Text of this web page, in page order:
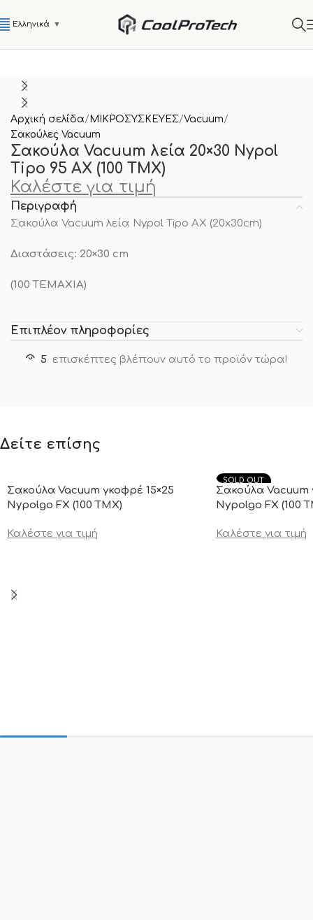
Ελληνικά ▼
Αρχική σελίδα ΜΙΚΡΟΣΥΣΚΕΥΕΣ Vacuum
Σακούλες Vacuum
Σακούλα Vacuum λεία 20×30 Nypol
Tipo 95 AX (100 TMX)
Καλέστε για τιμή
Περιγραφή
Σακούλα Vacuum λεία Nypol Tipo AX (20x30cm)
Διαστάσεις: 20×30 cm
(100 ΤΕΜΑΧΙΑ)
Επιπλέον πληροφορίες
5 επισκέπτες βλέπουν αυτό το προϊόν τώρα!
Δείτε επίσης
Σακούλα Vacuum γκοφρέ 15×25
Nypolgo FX (100 TMX)
Καλέστε για τιμή
SOLD OUT
Σακούλα Vacuum
Nypolgo FX (100
Καλέστε για τιμή